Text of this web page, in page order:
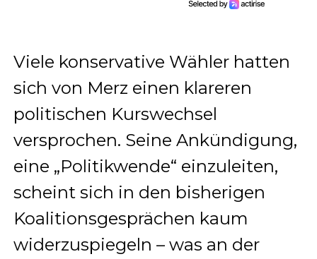
Viele konservative Wähler hatten
sich von Merz einen klareren
politischen Kurswechsel
versprochen. Seine Ankündigung,
eine „Politikwende“ einzuleiten,
scheint sich in den bisherigen
Koalitionsgesprächen kaum
widerzuspiegeln – was an der